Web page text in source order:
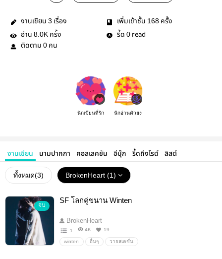
งานเขียน 3 เรื่อง เพิ่มเข้าชั้น 168 ครั้ง
อ่าน 8.0K ครั้ง รี้ด 0 read
ติดตาม 0 คน
นักเขียนที่รัก นักอ่านตัวยง
งานเขียน นามปากกา คอลเลคชัน อีบุ๊ก รี้ดถึงไรต์ ลิสต์
ทั้งหมด(3) BrokenHeart (1)
จบ
SF โลกคู่ขนาน Winten
BrokenHeart
1 4K 19
winten อื่นๆ วายสเตชั่น